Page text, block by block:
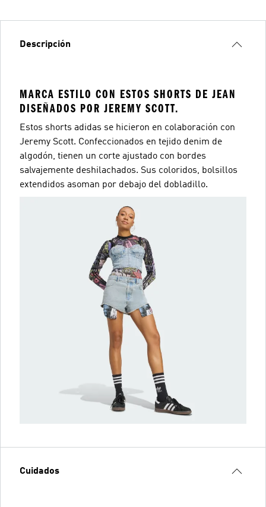
Descripción
MARCA ESTILO CON ESTOS SHORTS DE JEAN
DISEÑADOS POR JEREMY SCOTT.
Estos shorts adidas se hicieron en colaboración con
Jeremy Scott. Confeccionados en tejido denim de
algodón, tienen un corte ajustado con bordes
salvajemente deshilachados. Sus coloridos, bolsillos
extendidos asoman por debajo del dobladillo.
Cuidados